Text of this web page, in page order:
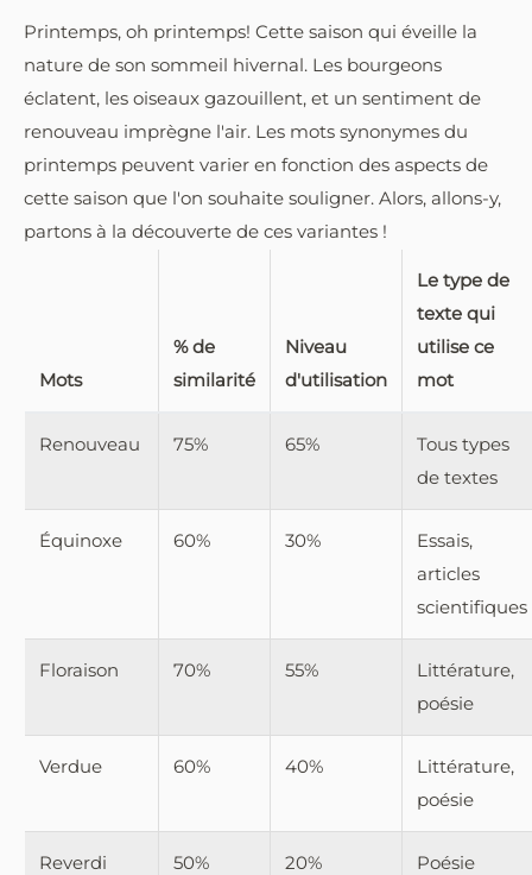
Printemps, oh printemps! Cette saison qui éveille la
nature de son sommeil hivernal. Les bourgeons
éclatent, les oiseaux gazouillent, et un sentiment de
renouveau imprègne l'air. Les mots synonymes du
printemps peuvent varier en fonction des aspects de
cette saison que l'on souhaite souligner. Alors, allons-y,
partons à la découverte de ces variantes !
Mots
% de
similarité
Niveau
d'utilisation
Le type de
texte qui
utilise ce
mot
Renouveau 75% 65%
Tous types
de textes
Équinoxe 60% 30%
Essais,
articles
scientifiques
Floraison 70% 55%
Littérature,
poésie
Verdue 60% 40%
Littérature,
poésie
Reverdi 50% 20% Poésie